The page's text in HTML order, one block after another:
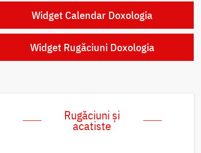
Widget Calendar Doxologia
Widget Rugăciuni Doxologia
Rugăciuni și
acatiste